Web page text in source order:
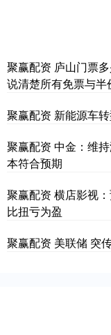
聚赢配资 庐山门票
说清楚所有免票与半
聚赢配资 新能源车
聚赢配资 中金：维
本符合预期
聚赢配资 横店影视
比扭亏为盈
聚赢配资 美联储 突